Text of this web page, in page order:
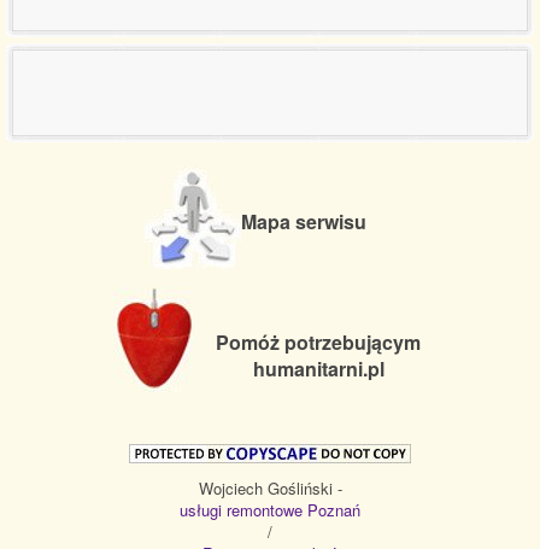
Mapa serwisu
Pomóż potrzebującym
humanitarni.pl
Wojciech Gośliński -
usługi remontowe Poznań
/